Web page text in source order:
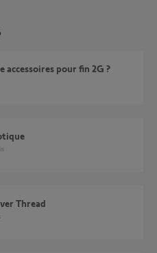
accessoires pour fin 2G ?
Thread